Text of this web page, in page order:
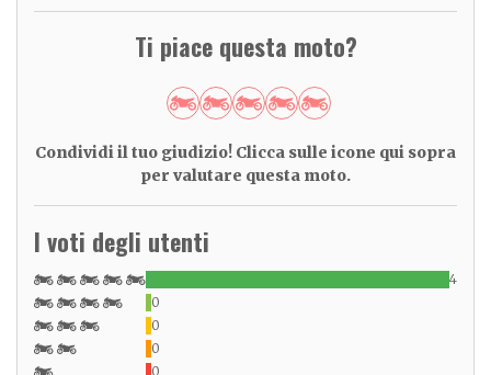
Ti piace questa moto?
Condividi il tuo giudizio! Clicca sulle icone qui sopra
per valutare questa moto.
I voti degli utenti
4
0
0
0
0